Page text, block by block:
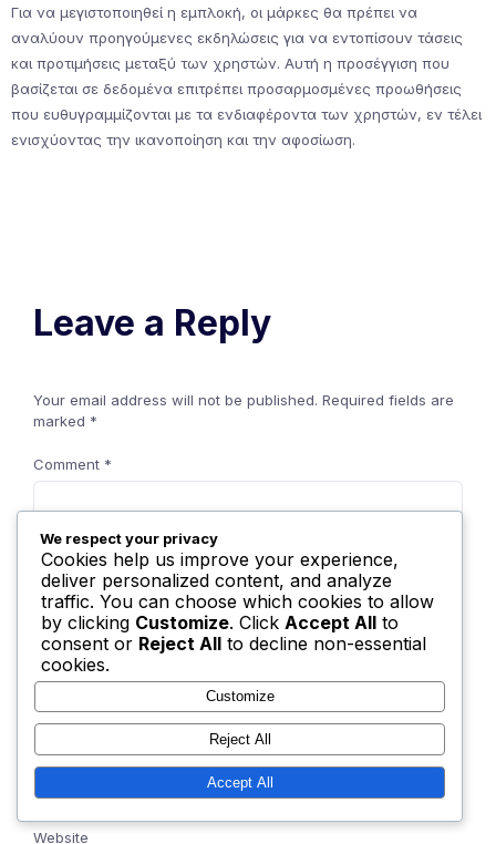
Για να μεγιστοποιηθεί η εμπλοκή, οι μάρκες θα πρέπει να
αναλύουν προηγούμενες εκδηλώσεις για να εντοπίσουν τάσεις
και προτιμήσεις μεταξύ των χρηστών. Αυτή η προσέγγιση που
βασίζεται σε δεδομένα επιτρέπει προσαρμοσμένες προωθήσεις
που ευθυγραμμίζονται με τα ενδιαφέροντα των χρηστών, εν τέλει
ενισχύοντας την ικανοποίηση και την αφοσίωση.
Leave a Reply
Your email address will not be published. Required fields are
marked *
Comment *
Name*
Website
We respect your privacy
Cookies help us improve your experience,
deliver personalized content, and analyze
traffic. You can choose which cookies to allow
by clicking Customize. Click Accept All to
consent or Reject All to decline non-essential
cookies.
Customize
Reject All
Accept All